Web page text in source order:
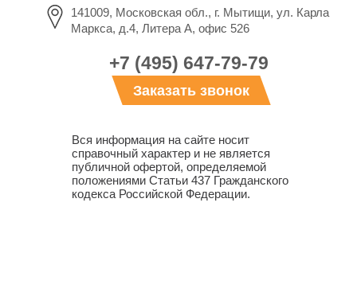
141009, Московская обл., г. Мытищи, ул. Карла
Маркса, д.4, Литера А, офис 526
+7 (495) 647-79-79
Заказать звонок
Вся информация на сайте носит
справочный характер и не является
публичной офертой, определяемой
положениями Статьи 437 Гражданского
кодекса Российской Федерации.